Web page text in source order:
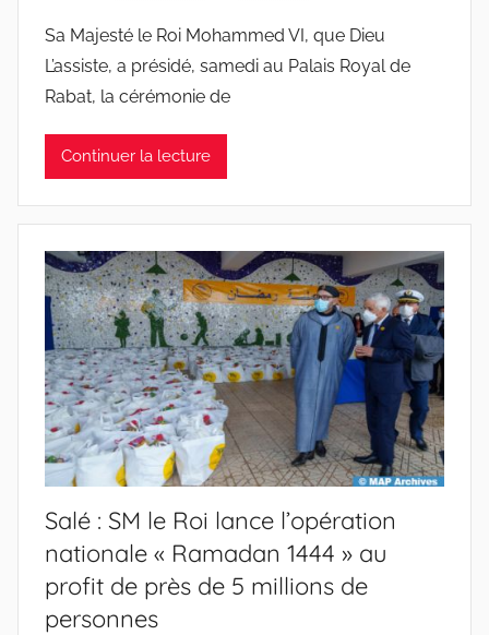
Sa Majesté le Roi Mohammed VI, que Dieu
L’assiste, a présidé, samedi au Palais Royal de
Rabat, la cérémonie de
Continuer la lecture
Salé : SM le Roi lance l’opération
nationale « Ramadan 1444 » au
profit de près de 5 millions de
personnes